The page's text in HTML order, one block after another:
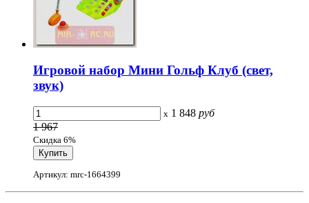
Игровой набор Мини Гольф Клуб (свет,
звук)
x 1 848 руб
1 967
Скидка 6%
Артикул: mrc-1664399